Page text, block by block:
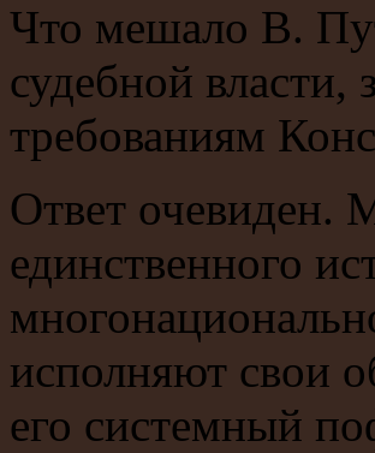
Что мешало В.
судебной власти,
требованиям
Ответ очевиден.
единственного
исполняют свои
его системный